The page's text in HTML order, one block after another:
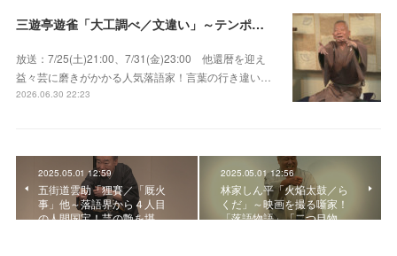
三遊亭遊雀「大工調べ／文違い」～テンポよくたたみかける語り口で人気・実力とも屈指！
放送：7/25(土)21:00、7/31(金)23:00 他還暦を迎え
益々芸に磨きがかかる人気落語家！言葉の行き違い…
2026.06.30 22:23
2025.05.01 12:59
五街道雲助「狸賽／「厩火
事」他～落語界から４人目
の人間国宝！芸の艶を堪…
2025.05.01 12:56
林家しん平「火焔太鼓／ら
くだ」～映画を撮る噺家！
「落語物語」「二つ目物…